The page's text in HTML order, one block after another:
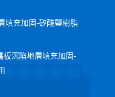
填充加固-矽酸鹽樹脂
板沉陷地層填充加固-